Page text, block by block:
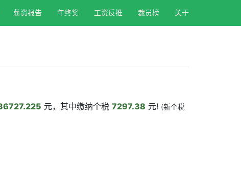
薪资报告 年终奖 工资反推 裁员榜 关于
元，其中缴纳个税 7297.38 元! (新个税